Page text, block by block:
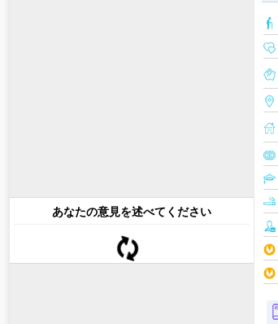
あなたの意見を述べてください